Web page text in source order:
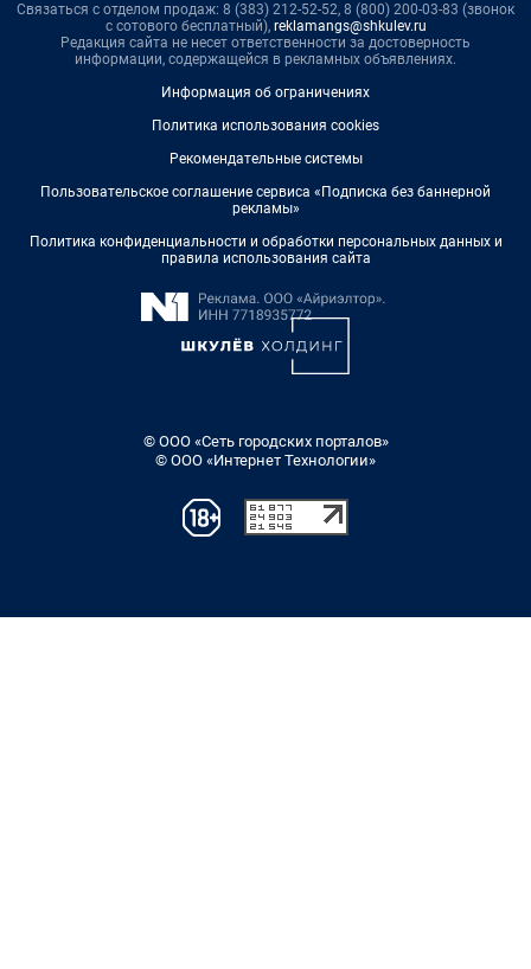
Связаться с отделом продаж: 8 (383) 212-52-52, 8 (800) 200-03-83 (звонок
с сотового бесплатный), reklamangs@shkulev.ru
Редакция сайта не несет ответственности за достоверность
информации, содержащейся в рекламных объявлениях.
Информация об ограничениях
Политика использования cookies
Рекомендательные системы
Пользовательское соглашение сервиса «Подписка без баннерной
рекламы»
Политика конфиденциальности и обработки персональных данных и
правила использования сайта
© ООО «Сеть городских порталов»
© ООО «Интернет Технологии»